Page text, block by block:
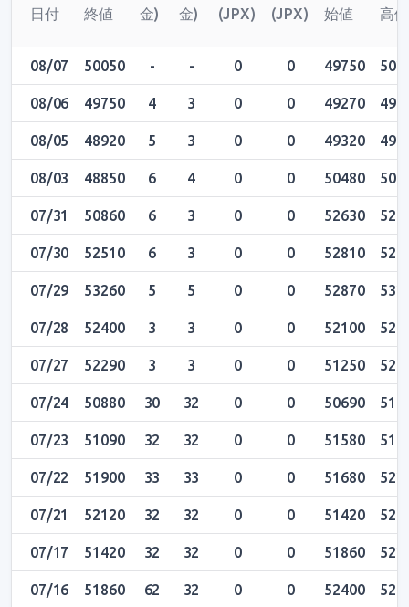
日付
終値
金)
金)
(JPX)
(JPX)
始値
高値
08/07 50050 - - 0 0 49750
08/06 49750 4 3 0 0 49270
08/05 48920 5 3 0 0 49320
08/03 48850 6 4 0 0 50480
07/31 50860 6 3 0 0 52630
07/30 52510 6 3 0 0 52810
07/29 53260 5 5 0 0 52870
07/28 52400 3 3 0 0 52100
07/27 52290 3 3 0 0 51250
07/24 50880 30 32 0 0 50690
07/23 51090 32 32 0 0 51580
07/22 51900 33 33 0 0 51680
07/21 52120 32 32 0 0 51420
07/17 51420 32 32 0 0 51860
07/16 51860 62 32 0 0 52400